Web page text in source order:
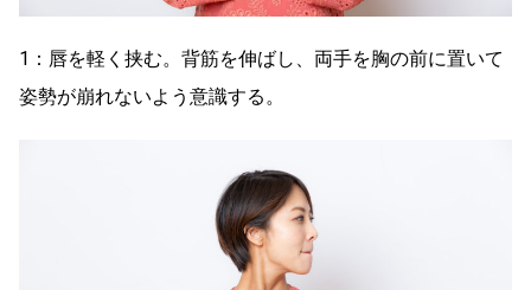
1：唇を軽く挟む。背筋を伸ばし、両手を胸の前に置いて
姿勢が崩れないよう意識する。